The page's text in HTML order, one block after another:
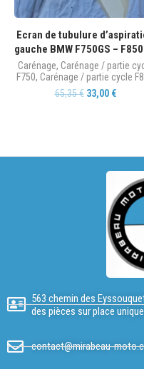
Ecran de tubulure
gauche BMW F750GS –
Carénage, Carénage / partie
F750, Carénage / partie cycle
65,35€ 33,00 €
563 chemin des
des pièces sur place
contact@mirabeau-